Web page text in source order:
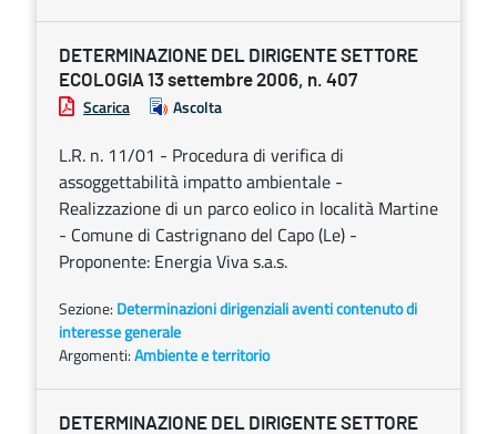
DETERMINAZIONE DEL DIRIGENTE SETTORE
ECOLOGIA 13 settembre 2006, n. 407
Scarica Ascolta
L.R. n. 11/01 - Procedura di verifica di
assoggettabilità impatto ambientale -
Realizzazione di un parco eolico in località Martine
- Comune di Castrignano del Capo (Le) -
Proponente: Energia Viva s.a.s.
Sezione: Determinazioni dirigenziali aventi contenuto di
interesse generale
Argomenti:Ambiente e territorio
DETERMINAZIONE DEL DIRIGENTE SETTORE